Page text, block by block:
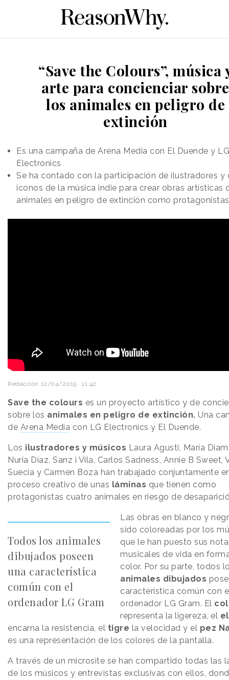
“Save the Colours”, música
arte para concienciar sobre
los animales en peligro de
extinción
Es una campaña de Arena Media con El Duende y LG
Electronics
Se ha contado con la participación de ilustradores y
iconos de la música indie para crear obras artísticas
animales en peligro de extinción como protagonistas
Redacción 12/04/2019 · 11:42
Save the colours es un proyecto artístico y de
sobre los animales en peligro de extinción. Una
de Arena Media con LG Electronics y El Duende.
Los ilustradores y músicos Laura Agustí, María
Nuria Díaz, Sanz i Vila, Carlos Sadness, Annie B Sweet,
Suecia y Carmen Boza han trabajado conjuntamente
proceso creativo de unas láminas que tienen como
protagonistas cuatro animales en riesgo de
Todos los animales
dibujados poseen
una característica
común con el
ordenador LG Gram
Las obras en blanco y
sido coloreadas por los
que le han puesto sus
musicales de vida en
color. Por su parte, todos
animales dibujados
característica común con
ordenador LG Gram. El
representa la ligereza, el
encarna la resistencia, el tigre la velocidad y el pez
es una representación de los colores de la pantalla.
A través de un microsite se han compartido todas las
de los músicos y entrevistas exclusivas con ellos,